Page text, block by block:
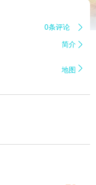
0条评论 
简介 
地图 